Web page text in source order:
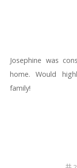
Josephine was
home. Would
family!